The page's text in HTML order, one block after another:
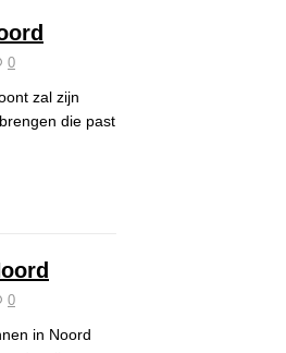
0
zal zijn
die past
0
in Noord